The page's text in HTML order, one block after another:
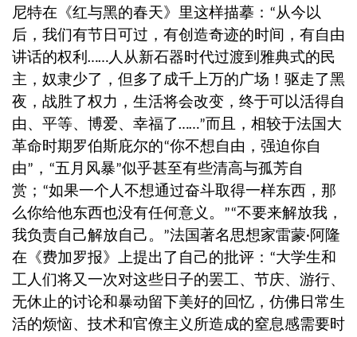
尼特在《红与黑的春天》里这样描摹： “从今以
后，我们有节日可过，有创造奇迹的时间，有自由
讲话的权利 …… 人从新石器时代过渡到雅典式的民
主，奴隶少了，但多了成千上万的广场！驱走了黑
夜，战胜了权力，生活将会改变，终于可以活得自
由、平等、博爱、幸福了……”而且，相较于法国大
革命时期罗伯斯庇尔的“你不想自由，强迫你自
由” ， “五月风暴”似乎甚至有些清高与孤芳自
赏； “如果一个人不想通过奋斗取得一样东西，那
么你给他东西也没有任何意义。
”“不要来解放我，
我负责自己解放自己。
”法国著名思想家雷蒙·阿隆
在《费加罗报》上提出了自己的批评： “大学生和
工人们将又一次对这些日子的罢工、节庆、游行、
无休止的讨论和暴动留下美好的回忆，仿佛日常生
活的烦恼、技术和官僚主义所造成的窒息感需要时